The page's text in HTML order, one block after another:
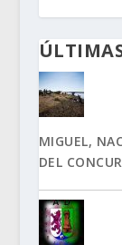
MIGUEL,
DEL